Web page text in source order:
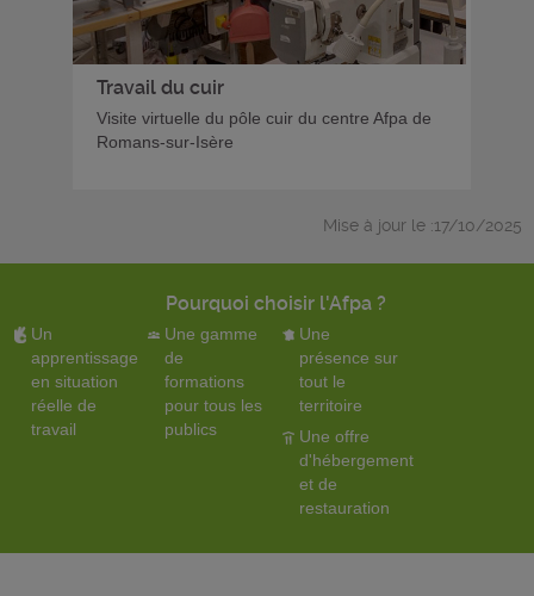
Travail du cuir
Visite virtuelle du pôle cuir du centre Afpa de
Romans-sur-Isère
Mise à jour le :17/10/2025
Pourquoi choisir l'Afpa ?
Un
apprentissage
en situation
réelle de
travail
Une gamme
de
formations
pour tous les
publics
Une
présence sur
tout le
territoire
Une offre
d'hébergement
et de
restauration